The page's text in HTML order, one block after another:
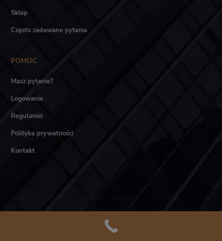
Sklep
Często zadawane pytania
POMOC
Masz pytanie?
Logowanie
Regulamin
Polityka prywatności
Kontakt
Akademia LTCA © Wszystkie prawa zastrzeżone.